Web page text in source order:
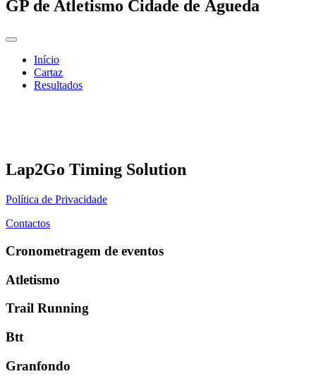
GP de Atletismo Cidade de Águeda
Início
Cartaz
Resultados
Lap2Go Timing Solution
Política de Privacidade
Contactos
Cronometragem de eventos
Atletismo
Trail Running
Btt
Granfondo